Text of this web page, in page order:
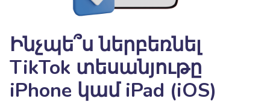
Ինչպե՞ս ներբեռնել
TikTok տեսանյութը
iPhone կամ iPad (iOS)